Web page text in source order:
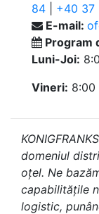
84
+40 37
E-mail:
Program
Luni-Joi:
Vineri: 8:00
domeniul
oțel. Ne
capabilitățile
logistic,